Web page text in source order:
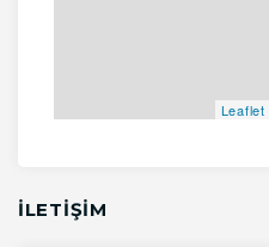
Leaflet
İLETİŞİM